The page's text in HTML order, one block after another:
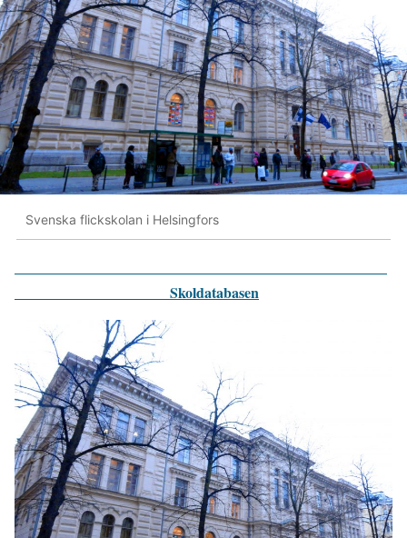
Svenska flickskolan i Helsingfors
Skoldatabasen